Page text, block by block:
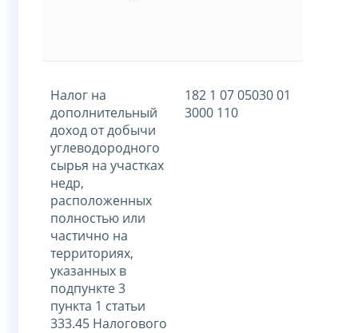
Налог на
дополнительный
доход от добычи
углеводородного
сырья на участках
недр,
расположенных
полностью или
частично на
территориях,
указанных в
подпункте 3
пункта 1 статьи
333.45 Налогового
182 1 07 05030 01
3000 110